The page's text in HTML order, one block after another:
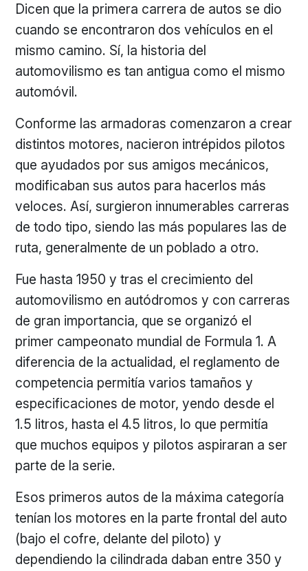
Dicen que la primera carrera de autos se dio
cuando se encontraron dos vehículos en el
mismo camino. Sí, la historia del
automovilismo es tan antigua como el mismo
automóvil.
Conforme las armadoras comenzaron a crear
distintos motores, nacieron intrépidos pilotos
que ayudados por sus amigos mecánicos,
modificaban sus autos para hacerlos más
veloces. Así, surgieron innumerables carreras
de todo tipo, siendo las más populares las de
ruta, generalmente de un poblado a otro.
Fue hasta 1950 y tras el crecimiento del
automovilismo en autódromos y con carreras
de gran importancia, que se organizó el
primer campeonato mundial de Formula 1. A
diferencia de la actualidad, el reglamento de
competencia permitía varios tamaños y
especificaciones de motor, yendo desde el
1.5 litros, hasta el 4.5 litros, lo que permitía
que muchos equipos y pilotos aspiraran a ser
parte de la serie.
Esos primeros autos de la máxima categoría
tenían los motores en la parte frontal del auto
(bajo el cofre, delante del piloto) y
dependiendo la cilindrada daban entre 350 y